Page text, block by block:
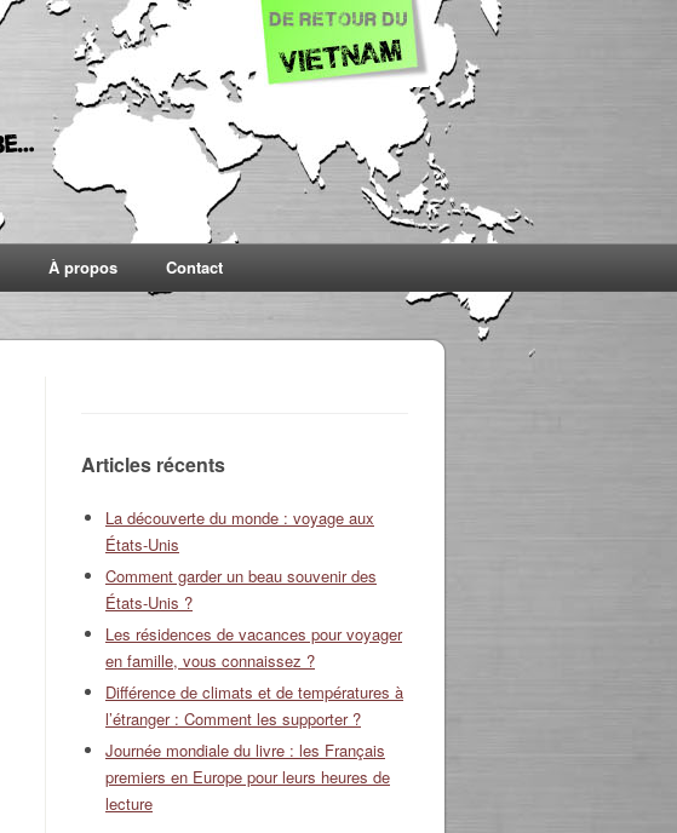
À propos Contact
Articles récents
La découverte du monde : voyage aux
États-Unis
Comment garder un beau souvenir des
États-Unis ?
Les résidences de vacances pour voyager
en famille, vous connaissez ?
Différence de climats et de températures à
l’étranger : Comment les supporter ?
Journée mondiale du livre : les Français
premiers en Europe pour leurs heures de
lecture